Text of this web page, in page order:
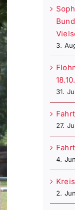
3.
31.
27.
4.
2.